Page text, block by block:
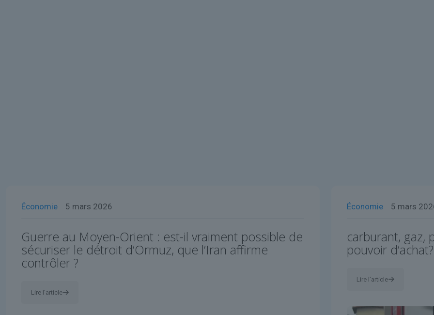
Économie 5 mars 2026
Guerre au Moyen-Orient : est-il vraiment possible de
sécuriser le détroit d’Ormuz, que l’Iran affirme
contrôler ?
Lire l'article
Économie 5 mars
carburant, gaz,
pouvoir d’achat?
Lire l'article